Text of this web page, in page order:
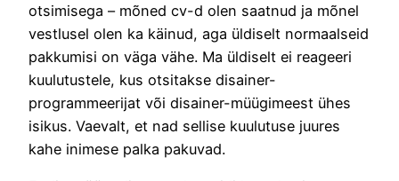
otsimisega – mõned cv-d olen saatnud ja mõnel
vestlusel olen ka käinud, aga üldiselt normaalseid
pakkumisi on väga vähe. Ma üldiselt ei reageeri
kuulutustele, kus otsitakse disainer-
programmeerijat või disainer-müügimeest ühes
isikus. Vaevalt, et nad sellise kuulutuse juures
kahe inimese palka pakuvad.